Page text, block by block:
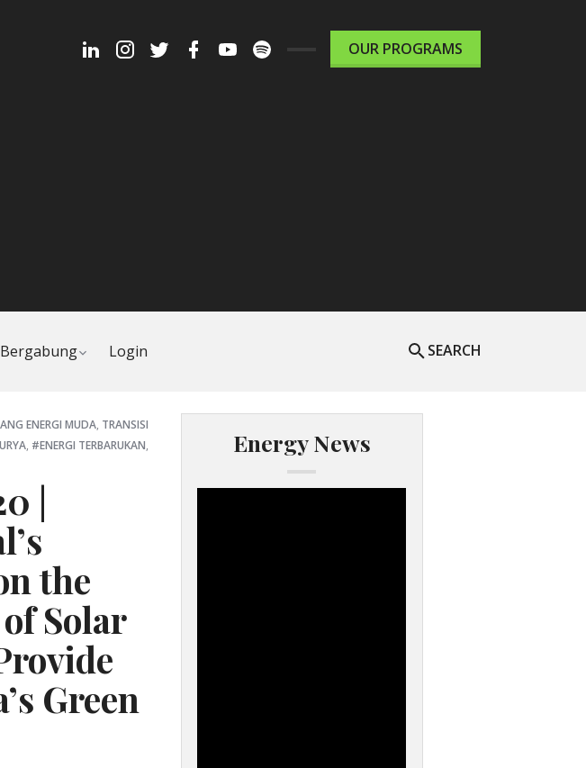
LinkedinInstagramTwitterFacebookYoutubeSpotify
OUR PROGRAMS
Bergabung
Toggle
child
Login SEARCH
ENERGI MUDA, TRANSISI
, ENERGI TERBARUKAN,
|
the
Solar
Green
Energy News